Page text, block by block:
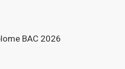
BAC 2026